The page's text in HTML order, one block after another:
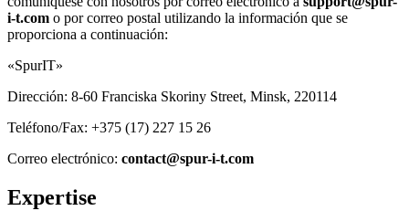
i-t.com o por correo postal utilizando la información que se
proporciona a continuación:
«SpurIT»
Dirección: 8-60 Franciska Skoriny Street, Minsk, 220114
Teléfono/Fax: +375 (17) 227 15 26
Correo electrónico: contact@spur-i-t.com
Expertise